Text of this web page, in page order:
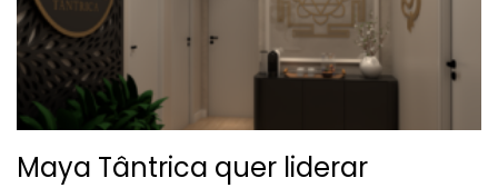
Maya Tântrica quer liderar